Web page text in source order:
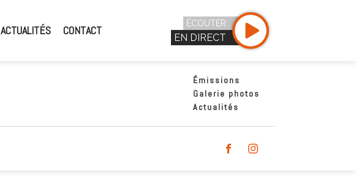
ACTUALITÉS CONTACT
ÉCOUTER
EN DIRECT
Émissions
Galerie photos
Actualités